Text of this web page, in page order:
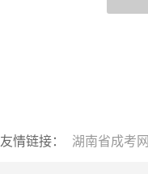
友情链接： 湖南省成考网